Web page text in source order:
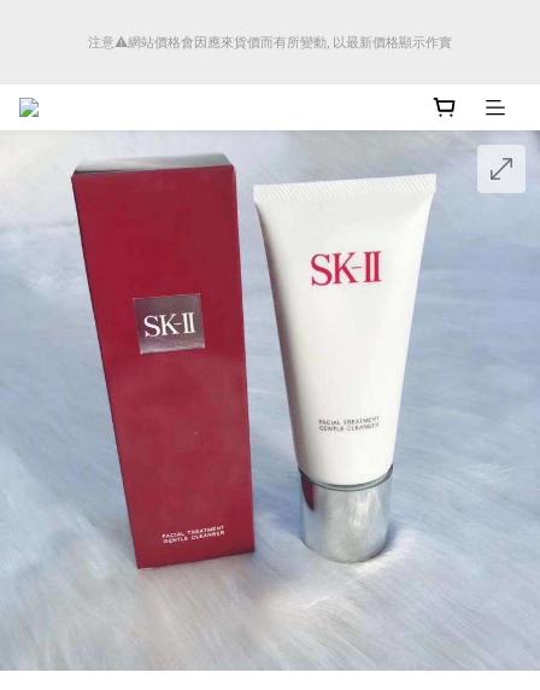
注意⚠️網站價格會因應來貨價而有所變動, 以最新價格顯示作實
順豐香港將於4月14日起減少SMS短訊發送, 所有快件自取訊息通知將全部改為透過官